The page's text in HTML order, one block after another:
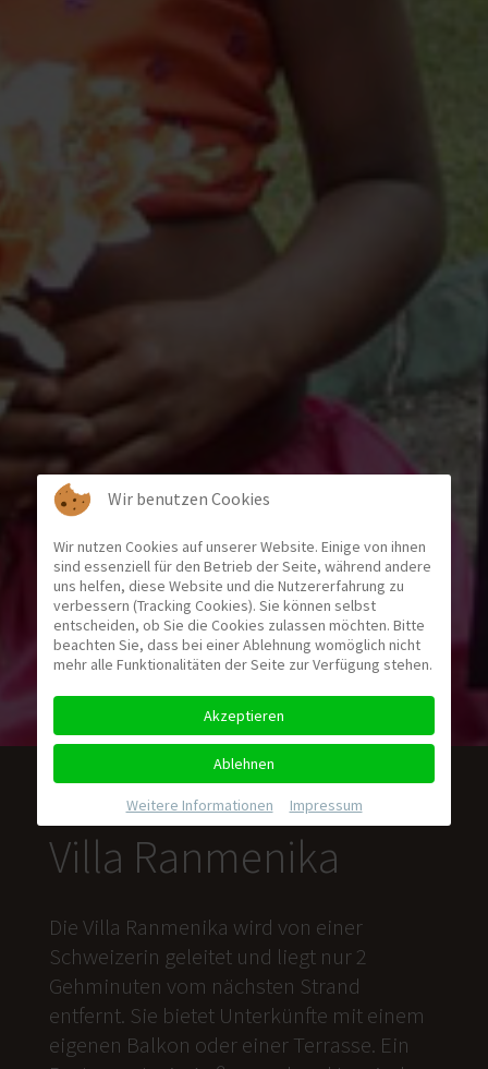
Villa Ranmenika
Die Villa Ranmenika wird von einer
Schweizerin geleitet und liegt nur 2
Gehminuten vom nächsten Strand
entfernt. Sie bietet Unterkünfte mit einem
eigenen Balkon oder einer Terrasse. Ein
Wir benutzen Cookies
Wir nutzen Cookies auf unserer Website. Einige von ihnen
sind essenziell für den Betrieb der Seite, während andere
uns helfen, diese Website und die Nutzererfahrung zu
verbessern (Tracking Cookies). Sie können selbst
entscheiden, ob Sie die Cookies zulassen möchten. Bitte
beachten Sie, dass bei einer Ablehnung womöglich nicht
mehr alle Funktionalitäten der Seite zur Verfügung stehen.
Akzeptieren
Ablehnen
Weitere Informationen Impressum